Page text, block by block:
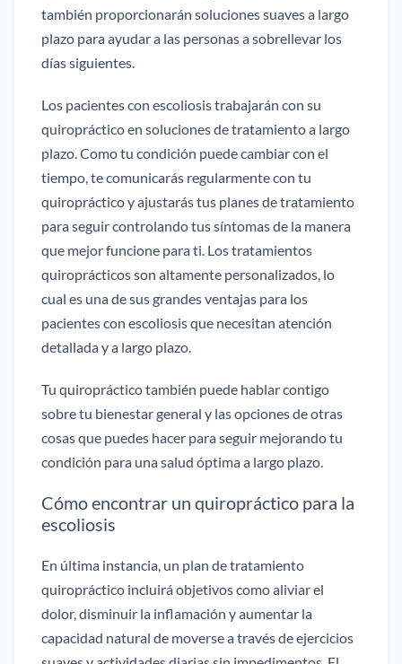
también proporcionarán soluciones suaves a largo
plazo para ayudar a las personas a sobrellevar los
días siguientes.
Los pacientes con escoliosis trabajarán con su
quiropráctico en soluciones de tratamiento a largo
plazo. Como tu condición puede cambiar con el
tiempo, te comunicarás regularmente con tu
quiropráctico y ajustarás tus planes de tratamiento
para seguir controlando tus síntomas de la manera
que mejor funcione para ti. Los tratamientos
quiroprácticos son altamente personalizados, lo
cual es una de sus grandes ventajas para los
pacientes con escoliosis que necesitan atención
detallada y a largo plazo.
Tu quiropráctico también puede hablar contigo
sobre tu bienestar general y las opciones de otras
cosas que puedes hacer para seguir mejorando tu
condición para una salud óptima a largo plazo.
Cómo encontrar un quiropráctico para la
escoliosis
En última instancia, un plan de tratamiento
quiropráctico incluirá objetivos como aliviar el
dolor, disminuir la inflamación y aumentar la
capacidad natural de moverse a través de ejercicios